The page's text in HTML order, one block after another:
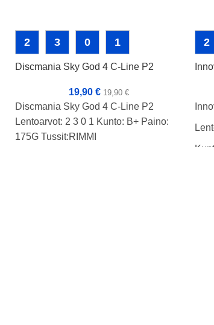
2 3 0 1
Discmania Sky God 4 C-Line P2
19,90 € 19,90 €
Discmania Sky God 4 C-Line P2
Lentoarvot: 2 3 0 1 Kunto: B+ Paino:
175G Tussit:RIMMI
2